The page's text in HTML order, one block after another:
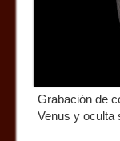
Grabación de
Venus y oculta